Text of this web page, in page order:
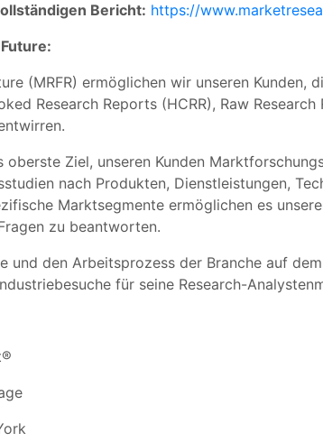
Bericht: https://
(MRFR) ermöglichen wir unseren
Research Reports (HCRR), Raw
oberste Ziel, unseren Kunden
nach Produkten, Dienstleistungen,
Marktsegmente ermöglichen es
zu beantworten.
und den Arbeitsprozess der Branche auf
für seine Research-